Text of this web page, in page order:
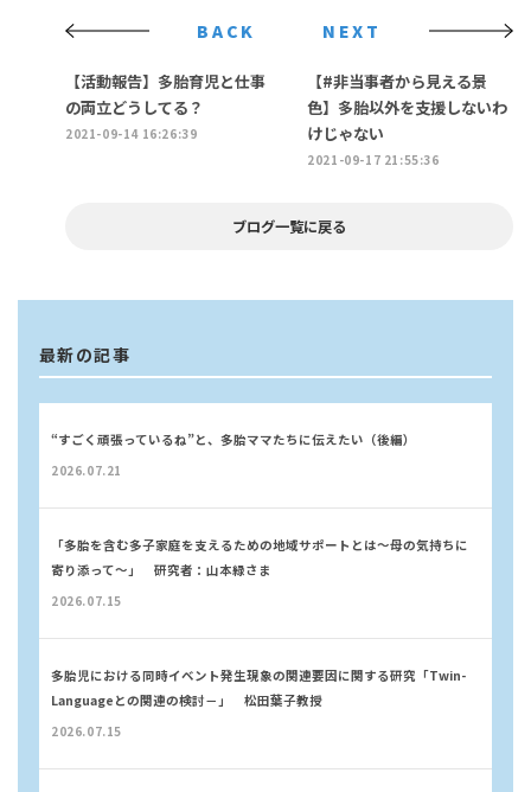
BACK
【活動報告】多胎育児と仕事
の両立どうしてる？
2021-09-14 16:26:39
NEXT
【#非当事者から見える景
色】多胎以外を支援しないわ
けじゃない
2021-09-17 21:55:36
ブログ一覧に戻る
最新の記事
“すごく頑張っているね”と、多胎ママたちに伝えたい（後編）
2026.07.21
「多胎を含む多子家庭を支えるための地域サポートとは～母の気持ちに
寄り添って～」 研究者：山本緑さま
2026.07.15
多胎児における同時イベント発生現象の関連要因に関する研究「Twin-
Languageとの関連の検討－」 松田葉子教授
2026.07.15